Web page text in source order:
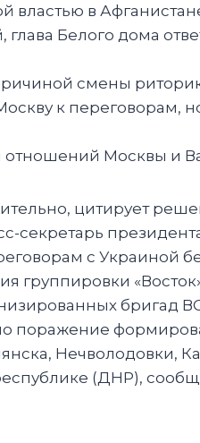
властью в
Белого дома
смены
к переговорам,
отношений Москвы и
цитирует
секретарь
с Украиной
группировки
бригад
поражение
Нечволодовки,
(ДНР),